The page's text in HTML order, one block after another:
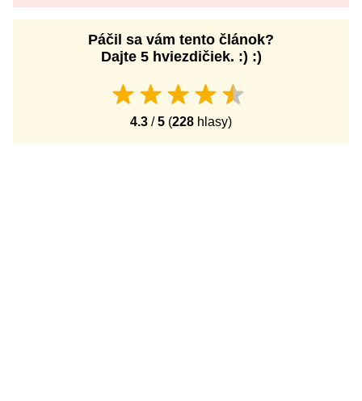
Páčil sa vám tento článok?
Dajte 5 hviezdičiek. :) :)
4.3 /5 (228 hlasy)